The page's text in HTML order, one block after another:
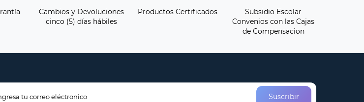
Cambios y Devoluciones
cinco (5) días hábiles
Productos Certificados
Subsidio Escolar
Convenios con las Cajas
de Compensacion
Suscribir